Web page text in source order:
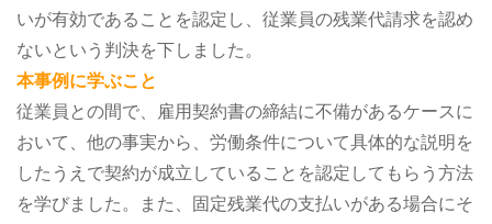
いが有効であることを認定し、従業員の残業代請求を認め
ないという判決を下しました。
本事例に学ぶこと
従業員との間で、雇用契約書の締結に不備があるケースに
おいて、他の事実から、労働条件について具体的な説明を
したうえで契約が成立していることを認定してもらう方法
を学びました。また、固定残業代の支払いがある場合にそ